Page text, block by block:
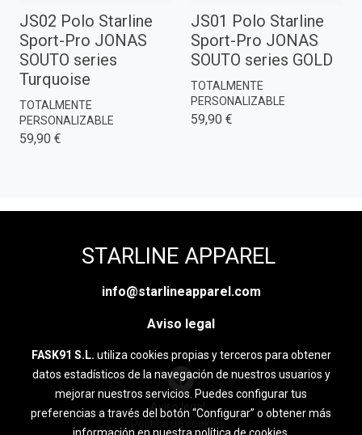
JS02 Polo Starline
Sport-Pro JONAS
SOUTO series
Turquoise
TOTALMENTE
PERSONALIZABLE
59,90 €
JS01 Polo Starline
Sport-Pro JONAS
SOUTO series GOLD
TOTALMENTE
PERSONALIZABLE
59,90 €
STARLINE APPAREL
info@starlineapparel.com
Aviso legal
Aviso legal
Política de cookies
FASK91 S.L. utiliza cookies propias y terceros para obtener
datos estadísticos de la navegación de nuestros usuarios y
mejorar nuestros servicios. Puedes configurar tus
preferencias a través del botón “Configurar” o obtener más